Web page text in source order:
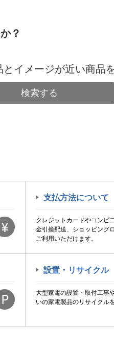
？
とイメージが近い商品
検索する
支払方法について
クレジットカードやコンビ
金引換配送、ショッピング
ご利用いただけます。
設置・リサイクル
大型家電の設置・取付工事
いの家電製品のリサイクル